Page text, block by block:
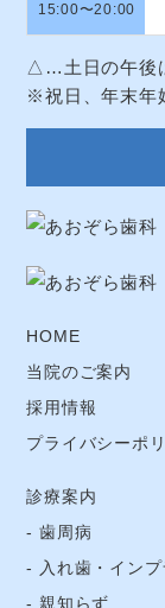
15:00〜20:00
△…土日の午後
※祝日、年末年
HOME
当院のご案内
採用情報
プライバシーポ
診療案内
歯周病
入れ歯・インプ
親知らず